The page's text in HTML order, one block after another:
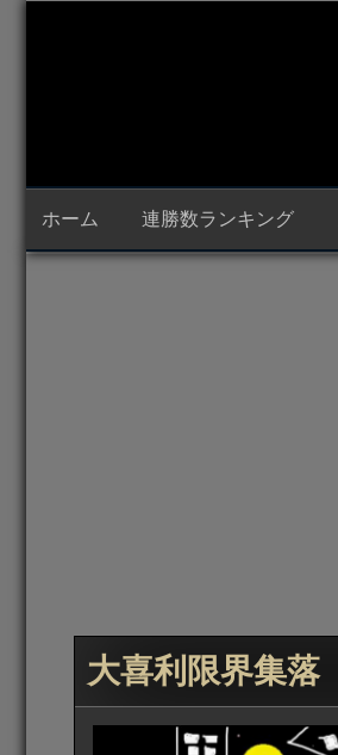
プ
ホーム 連勝数ランキング
大喜利限界集落